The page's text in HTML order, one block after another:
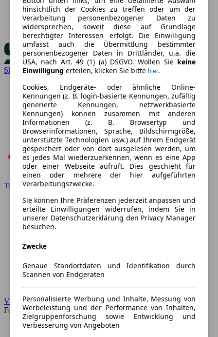
Skoda
Toyota
VW
Forum
hinsichtlich der Cookies zu treffen oder um der
Verarbeitung personenbezogener Daten zu
widersprechen, soweit diese auf Grundlage
berechtigter Interessen erfolgt. Die Einwilligung
umfasst auch die Übermittlung bestimmter
personenbezogener Daten in Drittländer, u.a. die
USA, nach Art. 49 (1) (a) DSGVO. Wollen Sie keine
Einwilligung erteilen, klicken Sie bitte hier.
Cookies, Endgeräte- oder ähnliche Online-
Kennungen (z. B. login-basierte Kennungen, zufällig
generierte Kennungen, netzwerkbasierte
Kennungen) können zusammen mit anderen
Informationen (z. B. Browsertyp und
Browserinformationen, Sprache, Bildschirmgröße,
unterstützte Technologien usw.) auf Ihrem Endgerät
gespeichert oder von dort ausgelesen werden, um
es jedes Mal wiederzuerkennen, wenn es eine App
oder einer Webseite aufruft. Dies geschieht für
einen oder mehrere der hier aufgeführten
Verarbeitungszwecke.
Sie können Ihre Präferenzen jederzeit anpassen und
erteilte Einwilligungen widerrufen, indem Sie in
unserer Datenschutzerklärung den Privacy Manager
besuchen.
Zwecke
Genaue Standortdaten und Identifikation durch
Scannen von Endgeräten
Personalisierte Werbung und Inhalte, Messung von
Werbeleistung und der Performance von Inhalten,
Zielgruppenforschung sowie Entwicklung und
Verbesserung von Angeboten